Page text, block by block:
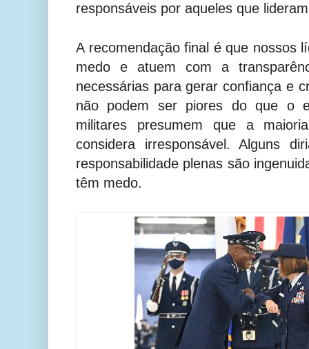
responsáveis ​​por aqueles que
A recomendação final é que nossos
medo e atuem com a
necessárias para gerar confiança e
não podem ser piores do que o
militares presumem que a
considera irresponsável. Alguns
responsabilidade plenas são
têm medo.